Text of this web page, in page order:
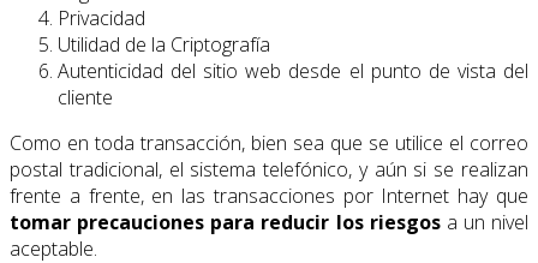
Privacidad
Utilidad de la Criptografía
Autenticidad del sitio web desde el punto de vista del
cliente
Como en toda transacción, bien sea que se utilice el correo
postal tradicional, el sistema telefónico, y aún si se realizan
frente a frente, en las transacciones por Internet hay que
tomar precauciones para reducir los riesgosa un nivel
aceptable.